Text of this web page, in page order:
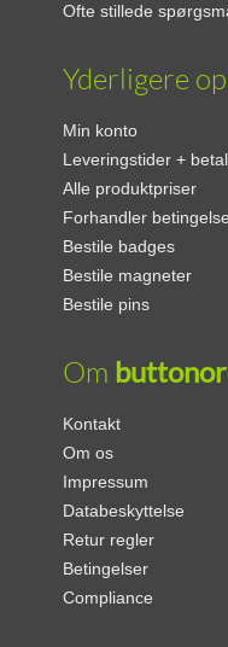
Ofte stillede
Yderligere
Min konto
Leveringstider +
Alle produktpriser
Forhandler
Bestile badges
Bestile magneter
Bestile pins
Om
Kontakt
Om os
Impressum
Databeskyttelse
Retur regler
Betingelser
Compliance